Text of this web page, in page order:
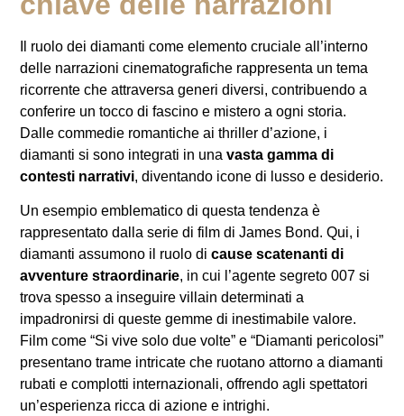
Il ruolo dei diamanti come elemento cruciale all’interno
delle narrazioni cinematografiche rappresenta un tema
ricorrente che attraversa generi diversi, contribuendo a
conferire un tocco di fascino e mistero a ogni storia.
Dalle commedie romantiche ai thriller d’azione, i
diamanti si sono integrati in unavasta gamma di
contesti narrativi, diventando icone di lusso e desiderio.
Un esempio emblematico di questa tendenza è
rappresentato dalla serie di film di James Bond. Qui, i
diamanti assumono il ruolo dicause scatenanti di
avventure straordinarie, in cui l’agente segreto 007 si
trova spesso a inseguire villain determinati a
impadronirsi di queste gemme di inestimabile valore.
Film come “Si vive solo due volte” e “Diamanti pericolosi”
presentano trame intricate che ruotano attorno a diamanti
rubati e complotti internazionali, offrendo agli spettatori
un’esperienza ricca di azione e intrighi.